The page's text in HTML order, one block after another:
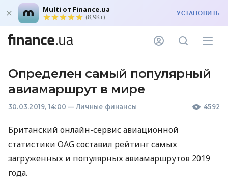
Multi от Finance.ua
(8,9K+) УСТАНОВИТЬ
Определен самый популярный
авиамаршрут в мире
30.03.2019, 14:00 — Личные финансы 4592
Британский онлайн-сервис авиационной
статистики OAGсоставил рейтинг самых
загруженных и популярных авиамаршрутов 2019
года.